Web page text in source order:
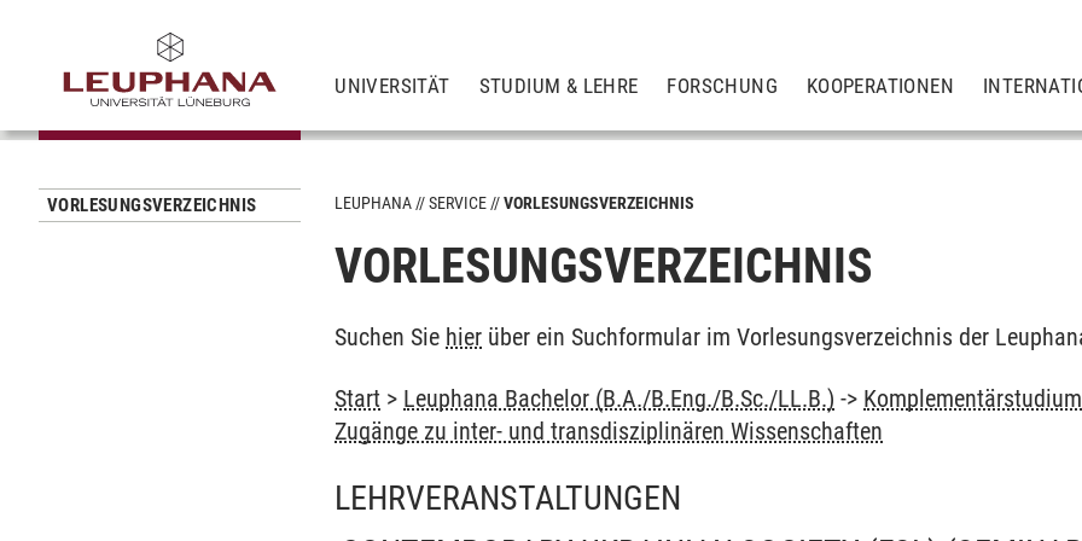
UNIVERSITÄT STUDIUM & LEHRE FORSCHUNG KOOPERATIONEN
VORLESUNGSVERZEICHNIS LEUPHANA SERVICE VORLESUNGSVERZEICHNIS
VORLESUNGSVERZEICHNIS
Suchen Sie hier über ein Suchformular im Vorlesungsverzeichnis der
Start > Leuphana Bachelor (B.A./B.Eng./B.Sc./LL.B.) -> Komplementärstudium
Zugänge zu inter- und transdisziplinären Wissenschaften
LEHRVERANSTALTUNGEN